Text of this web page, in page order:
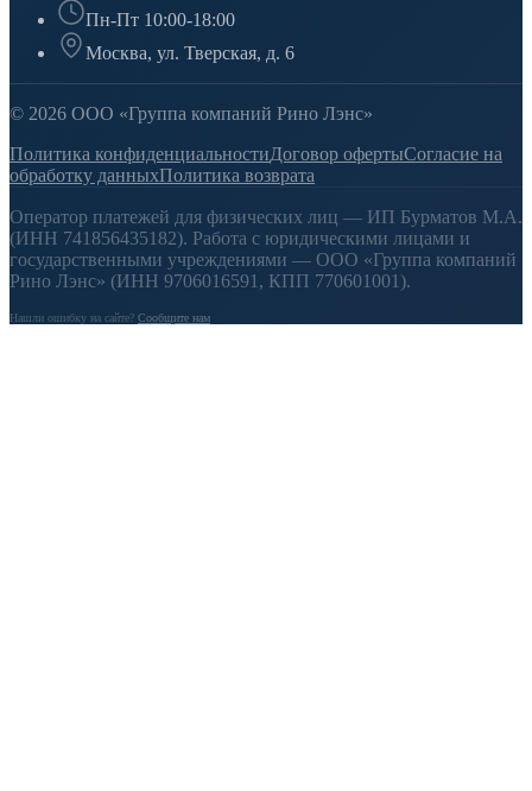
Пн-Пт 10:00-18:00
Москва, ул. Тверская, д. 6
© 2026 ООО «Группа компаний Рино Лэнс»
Политика конфиденциальностиДоговор офертыСогласие на
обработку данныхПолитика возврата
Оператор платежей для физических лиц — ИП Бурматов М.А.
(ИНН 741856435182). Работа с юридическими лицами и
государственными учреждениями — ООО «Группа компаний
Рино Лэнс» (ИНН 9706016591, КПП 770601001).
Нашли ошибку на сайте? Сообщите нам